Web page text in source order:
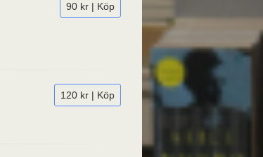
90 kr | Köp
120 kr | Köp